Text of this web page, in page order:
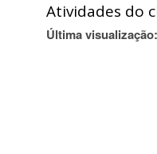
Atividades do
Última visualização: